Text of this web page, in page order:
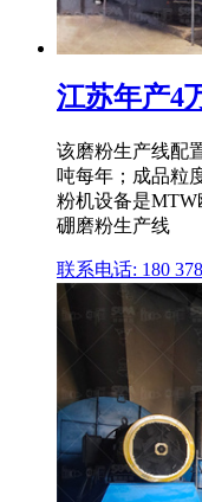
江苏年产4
该磨粉生产线配
吨每年；成品粒
粉机设备是
硼磨粉生产线
联系电话: 180